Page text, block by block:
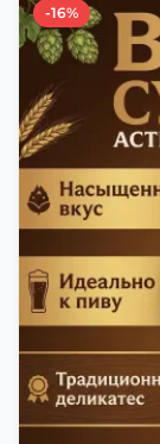
-16%